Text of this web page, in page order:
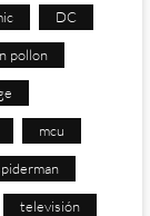
DC
pollon
mcu
televisión